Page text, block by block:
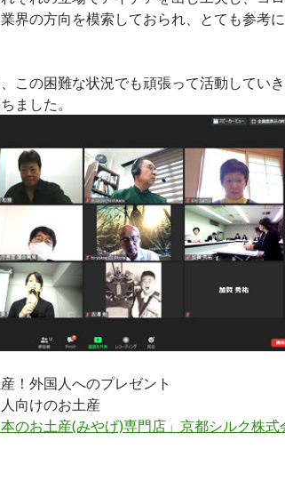
界の方向を模索しておられ、とても参考に
この困難な状況でも頑張って活動していき
ました。
！外国人へのプレゼント
向けのお土産
のお土産(みやげ)専門店」京都シルク株式